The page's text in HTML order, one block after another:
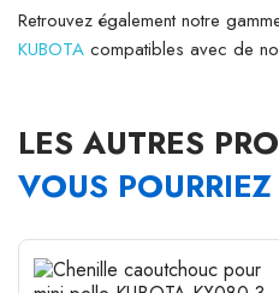
Retrouvez également notre
KUBOTA compatibles avec de
LES AUTRES
VOUS